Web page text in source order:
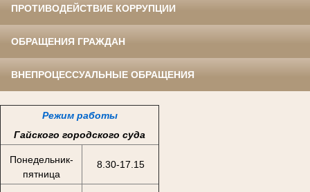
ПРОТИВОДЕЙСТВИЕ КОРРУПЦИИ
ОБРАЩЕНИЯ ГРАЖДАН
ВНЕПРОЦЕССУАЛЬНЫЕ ОБРАЩЕНИЯ
Режим работы
Гайского городского суда
Понедельник-
пятница
8.30-17.15